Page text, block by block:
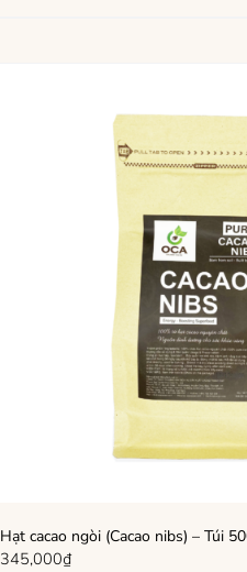
Hạt cacao ngòi (Cacao nibs) – Túi
345,000₫